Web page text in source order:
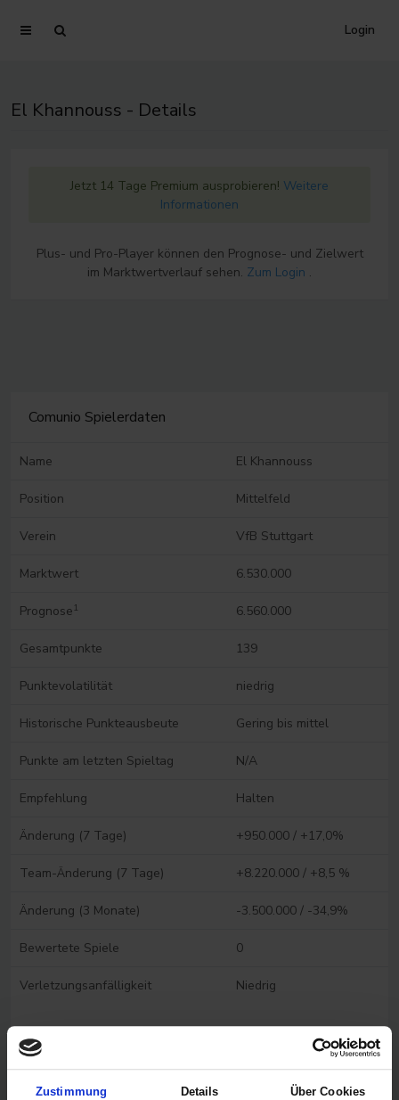
Zustimmung Details Über Cookies
Login
El Khannouss - Details
Jetzt 14 Tage Premium ausprobieren! Weitere
Informationen
Plus- und Pro-Player können den Prognose- und Zielwert
im Marktwertverlauf sehen. Zum Login .
Comunio Spielerdaten
Name El Khannouss
Position Mittelfeld
Verein VfB Stuttgart
Marktwert 6.530.000
Prognose 1 6.560.000
Gesamtpunkte 139
Punktevolatilität niedrig
Historische Punkteausbeute Gering bis mittel
Punkte am letzten Spieltag N/A
Empfehlung Halten
Änderung (7 Tage) +950.000 / +17,0%
Team-Änderung (7 Tage) +8.220.000 / +8,5 %
Änderung (3 Monate) -3.500.000 / -34,9%
Bewertete Spiele 0
Verletzungsanfälligkeit Niedrig